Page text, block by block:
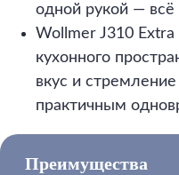
одной рукой — всё
Wollmer J310
кухонного
вкус и
практичным
Преимущества